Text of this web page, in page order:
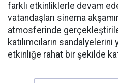
farklı etkinliklerle devam
vatandaşları sinema
atmosferinde
katılımcıların
etkinliğe rahat bir şekilde